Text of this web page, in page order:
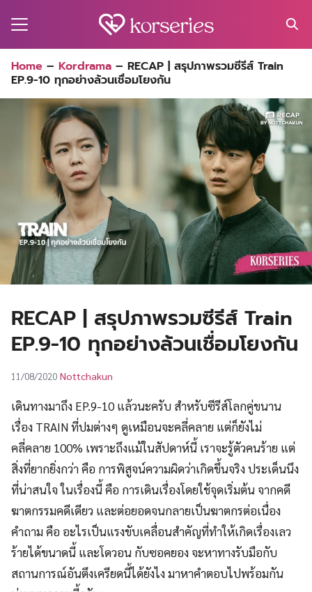
for:
Home – Kordrama – RECAP | สรุปภาพรวมซีรีส์ Train
EP.9-10 ทุกอย่างล้วนเชื่อมโยงกัน
RECAP | สรุปภาพรวมซีรีส์ Train
EP.9-10 ทุกอย่างล้วนเชื่อมโยงกัน
11/08/2020 Nottchakun
เดินทางมาถึง EP.9-10 แล้วนะครับ สำหรับซีรีส์โลกคู่ขนาน
เรื่อง TRAIN ที่ปมต่างๆ ดูเหมือนจะคลี่คลาย แต่ก็ยังไม่
คลี่คลาย 100% เพราะถึงแม้ในสัปดาห์นี้ เราจะรู้ตัวคนร้าย แต่
สิ่งที่ยากยิ่งกว่า คือ การพิสูจน์ความผิดว่าเกิดขึ้นจริง ประเด็นนึง
ที่น่าสนใจ ในเรื่องนี้ คือ การเดินเรื่องโดยใช้จุดเริ่มต้น จากคดี
ฆาตกรรมคดีเดียว และต่อยอดจนกลายเป็นฆาตกรต่อเนื่อง
คำถาม คือ อะไรเป็นแรงขับเคลื่อนสำคัญที่ทำให้เกิดเรื่องเลว
ร้ายได้ขนาดนี้ และโดวอน กับซอคยอง จะหาทางรับมือกับ
สถานการณ์อันตึงเครียดนี้ได้ยังไง มาหาคำตอบไปพร้อมกัน